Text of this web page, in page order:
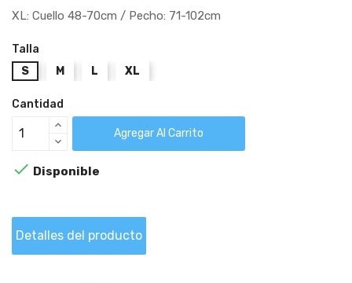
XL: Cuello 48-70cm / Pecho: 71-102cm
Talla
S
M L XL
Cantidad
Agregar Al Carrito
 Disponible
Detalles del producto